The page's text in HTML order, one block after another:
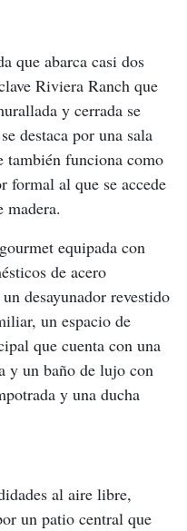
que abarca casi dos
Riviera Ranch que
y cerrada se
destaca por una sala
también funciona como
formal al que se accede
madera.
equipada con
de acero
desayunador revestido
un espacio de
que cuenta con una
y un baño de lujo con
y una ducha
al aire libre,
un patio central que